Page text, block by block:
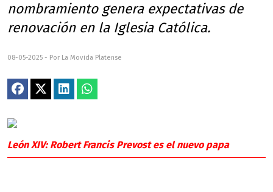
nombramiento genera expectativas de
renovación en la Iglesia Católica.
08-05-2025 - Por La Movida Platense
León XIV: Robert Francis Prevost es el nuevo papa